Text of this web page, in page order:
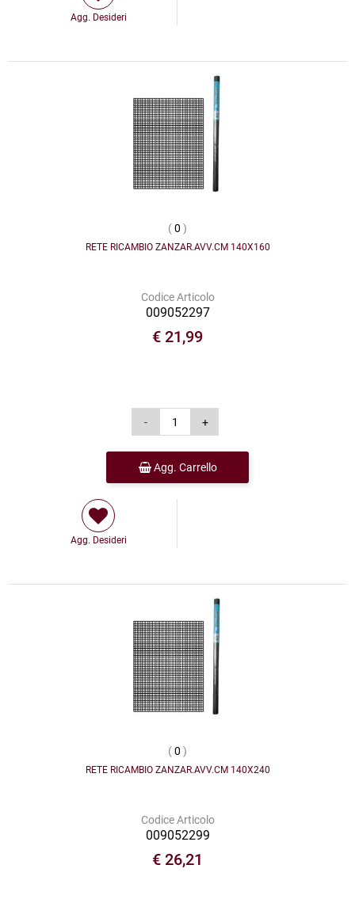
Agg. Desideri
(0 )
RETE RICAMBIO ZANZAR.AVV.CM 140X160
Codice Articolo
009052297
€ 21,99
Agg. Carrello
Agg. Desideri
(0 )
RETE RICAMBIO ZANZAR.AVV.CM 140X240
Codice Articolo
009052299
€ 26,21